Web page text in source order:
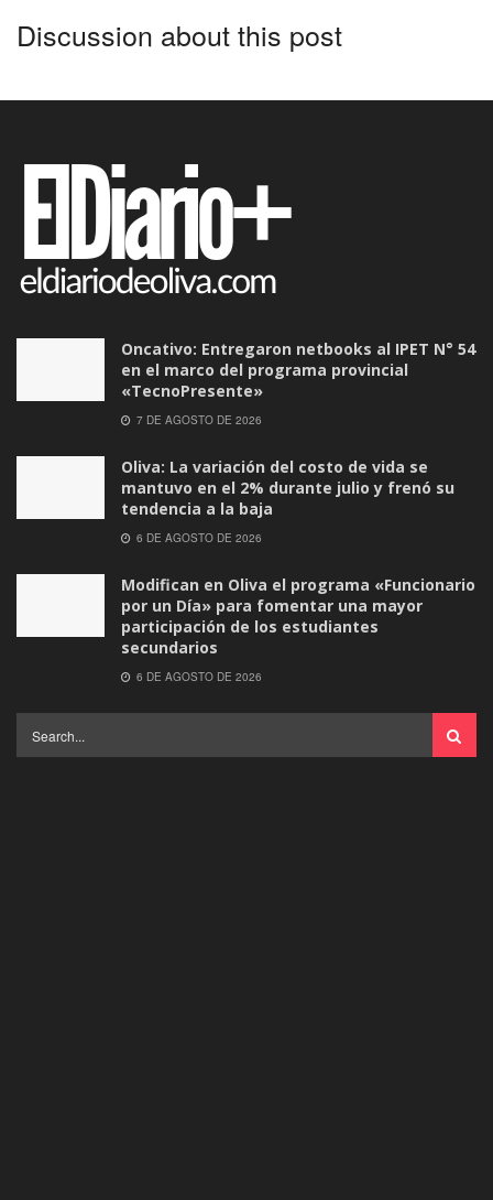
Discussion about this post
Oncativo: Entregaron netbooks al IPET N° 54
en el marco del programa provincial
«TecnoPresente»
7 DE AGOSTO DE 2026
Oliva: La variación del costo de vida se
mantuvo en el 2% durante julio y frenó su
tendencia a la baja
6 DE AGOSTO DE 2026
Modifican en Oliva el programa «Funcionario
por un Día» para fomentar una mayor
participación de los estudiantes
secundarios
6 DE AGOSTO DE 2026